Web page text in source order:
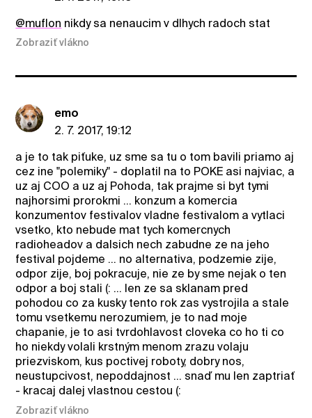
@muflon nikdy sa nenaucim v dlhych radoch stat
Zobraziť vlákno
emo
2. 7. 2017, 19:12
a je to tak piťuke, uz sme sa tu o tom bavili priamo aj
cez ine "polemiky" - doplatil na to POKE asi najviac, a
uz aj COO a uz aj Pohoda, tak prajme si byt tymi
najhorsimi prorokmi ... konzum a komercia
konzumentov festivalov vladne festivalom a vytlaci
vsetko, kto nebude mat tych komercnych
radioheadov a dalsich nech zabudne ze na jeho
festival pojdeme ... no alternativa, podzemie zije,
odpor zije, boj pokracuje, nie ze by sme nejak o ten
odpor a boj stali (: ... len ze sa sklanam pred
pohodou co za kusky tento rok zas vystrojila a stale
tomu vsetkemu nerozumiem, je to nad moje
chapanie, je to asi tvrdohlavost cloveka co ho ti co
ho niekdy volali krstným menom zrazu volaju
priezviskom, kus poctivej roboty, dobry nos,
neustupcivost, nepoddajnost ... snaď mu len zaptriať
- kracaj dalej vlastnou cestou (:
Zobraziť vlákno